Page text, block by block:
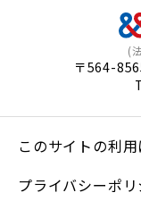
(
〒564-
このサイトの利
プライバシーポリ